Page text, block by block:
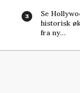
Se
historisk
fra ny…